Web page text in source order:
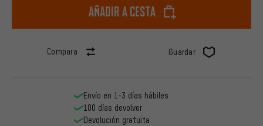
Añadir a cesta
Compara Guardar
Envío en 1-3 días hábiles
100 días devolver
Devolución gratuita